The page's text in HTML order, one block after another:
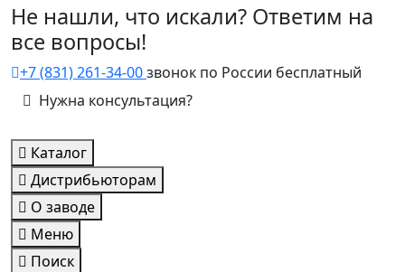
Не нашли, что искали? Ответим на
все вопросы!
+7 (831) 261-34-00звонок по России бесплатный
Нужна консультация?
Каталог
Дистрибьюторам
О заводе
Меню
Поиск